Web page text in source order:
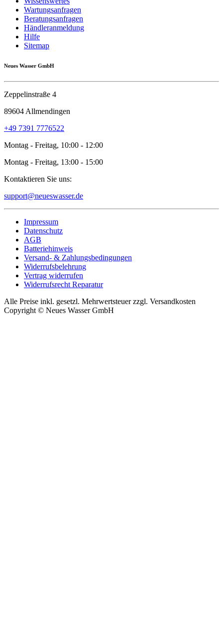
Wartungsanfragen
Beratungsanfragen
Händleranmeldung
Hilfe
Sitemap
Neues Wasser GmbH
Zeppelinstraße 4
89604 Allmendingen
+49 7391 7776522
Montag - Freitag, 10:00 - 12:00
Montag - Freitag, 13:00 - 15:00
Kontaktieren Sie uns:
support@neueswasser.de
Impressum
Datenschutz
AGB
Batteriehinweis
Versand- & Zahlungsbedingungen
Widerrufsbelehrung
Vertrag widerrufen
Widerrufsrecht Reparatur
Alle Preise inkl. gesetzl. Mehrwertsteuer zzgl. Versandkosten
Copyright © Neues Wasser GmbH